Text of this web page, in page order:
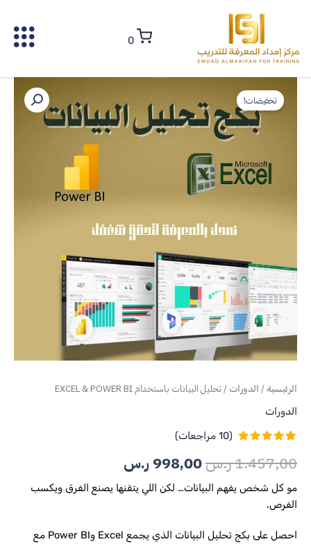
0
تخفيضات!
الرئيسية/ الدورات / تحليل البيانات باستخدام EXCEL & POWER BI
الدورات
بـ5.00من
5 بناءً على
عملاء
(
10مراجعات)
1.457,00ر.س
الأصلي
1.457,00 ر.س.
998,00ر.س
الحالي
هو:
998,00 ر.س.
مو كل شخص يفهم البيانات… لكن اللي يتقنها يصنع الفرق ويكسب
الفرص.
احصل على بكج تحليل البيانات الذي يجمع Excel وPower BI مع
تحليل
البيانات
POWER